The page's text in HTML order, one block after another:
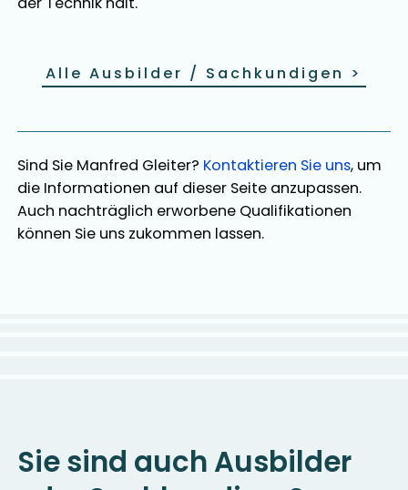
Alle Ausbilder / Sachkundigen >
Sind Sie Manfred Gleiter? Kontaktieren Sie uns, um
die Informationen auf dieser Seite anzupassen.
Auch nachträglich erworbene Qualifikationen
können Sie uns zukommen lassen.
Sie sind auch Ausbilder